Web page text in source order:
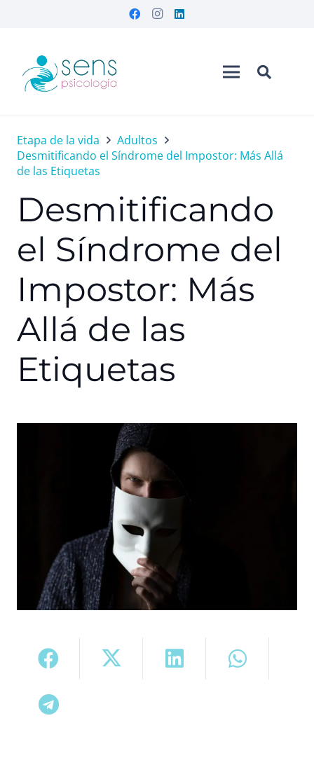
Etapa de la vida
Adultos
Desmitificando el Síndrome del Impostor: Más Allá
de las Etiquetas
Desmitificando
el Síndrome del
Impostor: Más
Allá de las
Etiquetas